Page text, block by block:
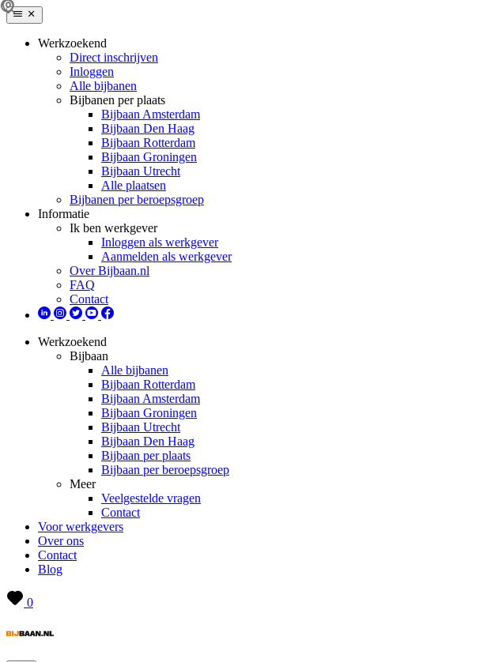
Werkzoekend
Direct inschrijven
Inloggen
Alle bijbanen
Bijbanen per plaats
Bijbaan Amsterdam
Bijbaan Den Haag
Bijbaan Rotterdam
Bijbaan Groningen
Bijbaan Utrecht
Alle plaatsen
Bijbanen per beroepsgroep
Informatie
Ik ben werkgever
Inloggen als werkgever
Aanmelden als werkgever
Over Bijbaan.nl
FAQ
Contact
Werkzoekend
Bijbaan
Alle bijbanen
Bijbaan Rotterdam
Bijbaan Amsterdam
Bijbaan Groningen
Bijbaan Utrecht
Bijbaan Den Haag
Bijbaan per plaats
Bijbaan per beroepsgroep
Meer
Veelgestelde vragen
Contact
Voor werkgevers
Over ons
Contact
Blog
0